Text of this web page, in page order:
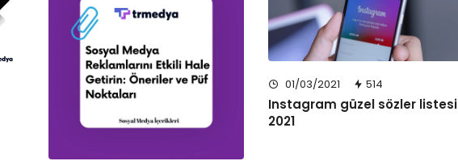
01/03/2021 514
Instagram güzel sözler listesi
2021